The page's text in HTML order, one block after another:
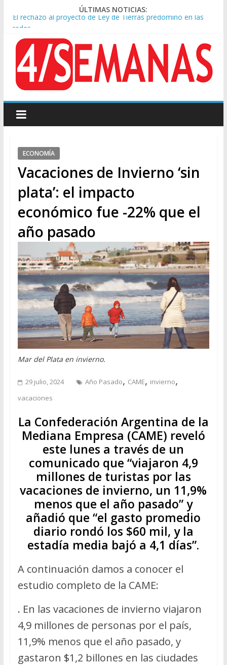
ÚLTIMAS NOTICIAS:
El rechazo al proyecto de Ley de Tierras predominó en las
redes
Confirmado: el papa León XIV visitará la Argentina entre el 8 y
el 11 de noviembre
Crisis diplomática: Brasil retiró a su embajador de la Argentina
tras los insultos de Milei a Lula
Rechazo a la Ley de Tierras: se espera un fuerte operativo
frente al Congreso
ECONOMÍA
Vacaciones de Invierno ‘sin
plata’: el impacto
económico fue -22% que el
año pasado
Mar del Plata en invierno.
29 julio, 2024 Año Pasado, CAME, invierno,
vacaciones
La Confederación Argentina de la
Mediana Empresa (CAME) reveló
este lunes a través de un
comunicado que “viajaron 4,9
millones de turistas por las
vacaciones de invierno, un 11,9%
menos que el año pasado” y
añadió que “el gasto promedio
diario rondó los $60 mil, y la
estadía media bajó a 4,1 días”.
A continuación damos a conocer el
estudio completo de la CAME:
. En las vacaciones de invierno viajaron
4,9 millones de personas por el país,
11,9% menos que el año pasado, y
gastaron $1,2 billones en las ciudades